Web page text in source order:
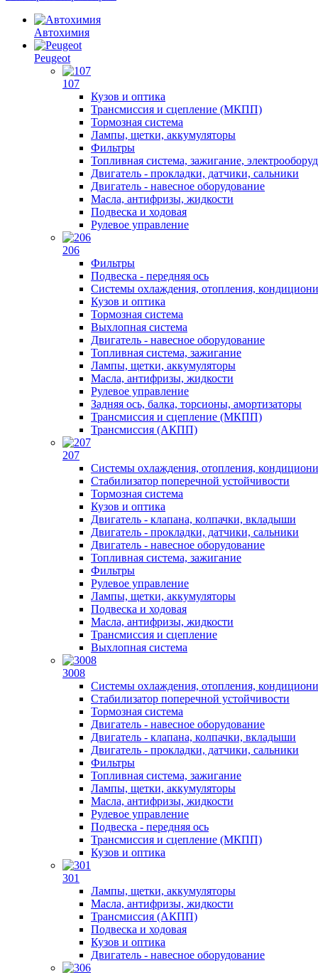
Автохимия
Peugeot
107
Кузов и оптика
Трансмиссия и сцепление (МКПП)
Тормозная система
Лампы, щетки, аккумуляторы
Фильтры
Топливная система, зажигание,
Двигатель - прокладки, датчики, сальники
Двигатель - навесное оборудование
Масла, антифризы, жидкости
Подвеска и ходовая
Рулевое управление
206
Фильтры
Подвеска - передняя ось
Системы охлаждения, отопления,
Кузов и оптика
Тормозная система
Выхлопная система
Двигатель - навесное оборудование
Топливная система, зажигание
Лампы, щетки, аккумуляторы
Масла, антифризы, жидкости
Рулевое управление
Задняя ось, балка, торсионы, амортизаторы
Трансмиссия и сцепление (МКПП)
Трансмиссия (АКПП)
207
Системы охлаждения, отопления,
Стабилизатор поперечной устойчивости
Тормозная система
Кузов и оптика
Двигатель - клапана, колпачки, вкладыши
Двигатель - прокладки, датчики, сальники
Двигатель - навесное оборудование
Топливная система, зажигание
Фильтры
Рулевое управление
Лампы, щетки, аккумуляторы
Подвеска и ходовая
Масла, антифризы, жидкости
Трансмиссия и сцепление
Выхлопная система
3008
Системы охлаждения, отопления,
Стабилизатор поперечной устойчивости
Тормозная система
Двигатель - навесное оборудование
Двигатель - клапана, колпачки, вкладыши
Двигатель - прокладки, датчики, сальники
Фильтры
Топливная система, зажигание
Лампы, щетки, аккумуляторы
Масла, антифризы, жидкости
Рулевое управление
Подвеска - передняя ось
Трансмиссия и сцепление (МКПП)
Кузов и оптика
301
Лампы, щетки, аккумуляторы
Масла, антифризы, жидкости
Трансмиссия (АКПП)
Подвеска и ходовая
Кузов и оптика
Двигатель - навесное оборудование